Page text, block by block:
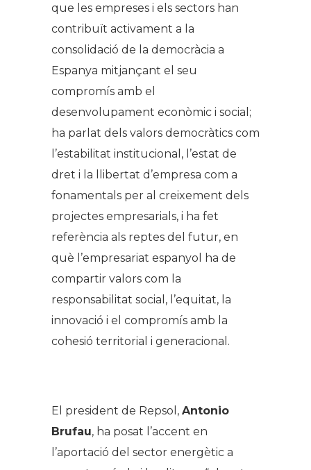
que les empreses i els sectors han
contribuït activament a la
consolidació de la democràcia a
Espanya mitjançant el seu
compromís amb el
desenvolupament econòmic i social;
ha parlat dels valors democràtics com
l’estabilitat institucional, l’estat de
dret i la llibertat d’empresa com a
fonamentals per al creixement dels
projectes empresarials, i ha fet
referència als reptes del futur, en
què l’empresariat espanyol ha de
compartir valors com la
responsabilitat social, l’equitat, la
innovació i el compromís amb la
cohesió territorial i generacional.
El president de Repsol, Antonio
Brufau, ha posat l’accent en
l’aportació del sector energètic a